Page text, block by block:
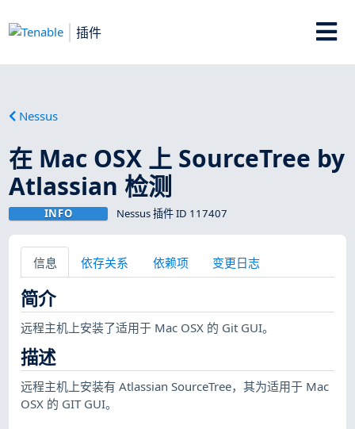
插件
Nessus
在 Mac OSX 上 SourceTree by
Atlassian 检测
INFO Nessus 插件 ID 117407
信息 依存关系 依赖项 变更日志
简介
远程主机上安装了适用于 Mac OSX 的 Git GUI。
描述
远程主机上安装有 Atlassian SourceTree，其为适用于 Mac
OSX 的 GIT GUI。